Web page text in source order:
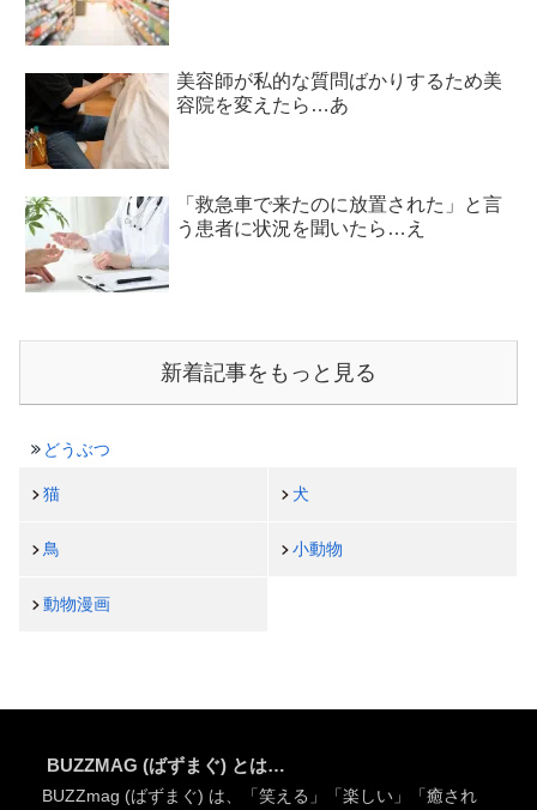
美容師が私的な質問ばかりするため美
容院を変えたら…あ
「救急車で来たのに放置された」と言
う患者に状況を聞いたら…え
新着記事をもっと見る
どうぶつ
猫 犬
鳥 小動物
動物漫画
BUZZMAG (ばずまぐ) とは…
BUZZmag (ばずまぐ) は、「笑える」「楽しい」「癒され